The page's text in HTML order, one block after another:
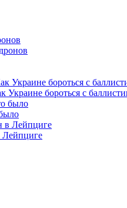
Украине бороться с